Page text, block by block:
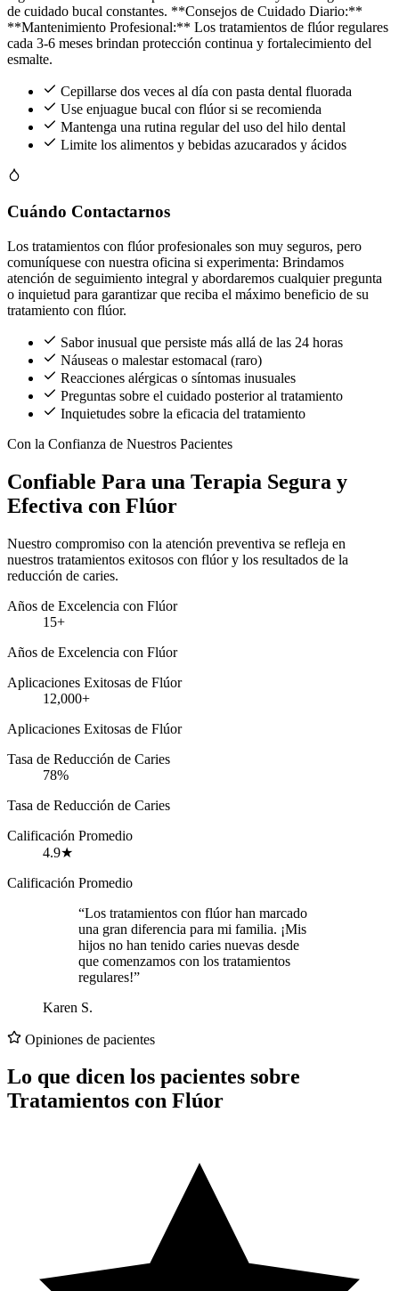
de cuidado bucal constantes. **Consejos de Cuidado Diario:**
**Mantenimiento Profesional:** Los tratamientos de flúor regulares
cada 3-6 meses brindan protección continua y fortalecimiento del
esmalte.
Cepillarse dos veces al día con pasta dental fluorada
Use enjuague bucal con flúor si se recomienda
Mantenga una rutina regular del uso del hilo dental
Limite los alimentos y bebidas azucarados y ácidos
Cuándo Contactarnos
Los tratamientos con flúor profesionales son muy seguros, pero
comuníquese con nuestra oficina si experimenta: Brindamos
atención de seguimiento integral y abordaremos cualquier pregunta
o inquietud para garantizar que reciba el máximo beneficio de su
tratamiento con flúor.
Sabor inusual que persiste más allá de las 24 horas
Náuseas o malestar estomacal (raro)
Reacciones alérgicas o síntomas inusuales
Preguntas sobre el cuidado posterior al tratamiento
Inquietudes sobre la eficacia del tratamiento
Con la Confianza de Nuestros Pacientes
Confiable Para una Terapia Segura y
Efectiva con Flúor
Nuestro compromiso con la atención preventiva se refleja en
nuestros tratamientos exitosos con flúor y los resultados de la
reducción de caries.
Años de Excelencia con Flúor
15+
Años de Excelencia con Flúor
Aplicaciones Exitosas de Flúor
12,000+
Aplicaciones Exitosas de Flúor
Tasa de Reducción de Caries
78%
Tasa de Reducción de Caries
Calificación Promedio
4.9★
Calificación Promedio
“Los tratamientos con flúor han marcado
una gran diferencia para mi familia. ¡Mis
hijos no han tenido caries nuevas desde
que comenzamos con los tratamientos
regulares!”
Karen S.
Opiniones de pacientes
Lo que dicen los pacientes sobre
Tratamientos con Flúor